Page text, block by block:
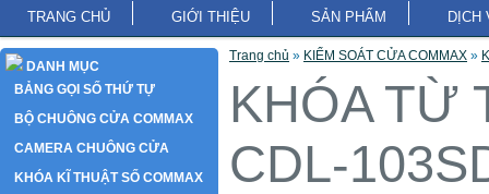
TRANG CHỦ GIỚI THIỆU SẢN PHẨM DỊCH
DANH MỤC
BẢNG GỌI SỐ THỨ TỰ
BỘ CHUÔNG CỬA COMMAX
CAMERA CHUÔNG CỬA
KHÓA KĨ THUẬT SỐ COMMAX
Trang chủ » KIỂM SOÁT CỬA COMMAX »
KHÓA TỪ
CDL-